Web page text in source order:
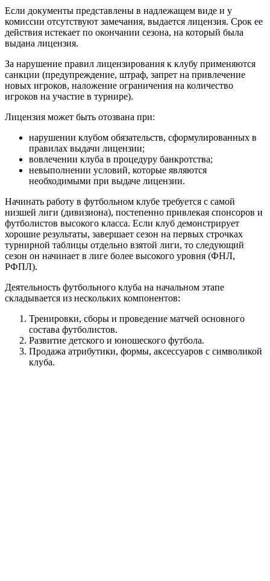
Если документы представлены в надлежащем виде и у
комиссии отсутствуют замечания, выдается лицензия. Срок ее
действия истекает по окончании сезона, на который была
выдана лицензия.
За нарушение правил лицензирования к клубу применяются
санкции (предупреждение, штраф, запрет на привлечение
новых игроков, наложение ограничения на количество
игроков на участие в турнире).
Лицензия может быть отозвана при:
нарушении клубом обязательств, сформулированных в
правилах выдачи лицензии;
вовлечении клуба в процедуру банкротства;
невыполнении условий, которые являются
необходимыми при выдаче лицензии.
Начинать работу в футбольном клубе требуется с самой
низшей лиги (дивизиона), постепенно привлекая спонсоров и
футболистов высокого класса. Если клуб демонстрирует
хорошие результаты, завершает сезон на первых строчках
турнирной таблицы отдельно взятой лиги, то следующий
сезон он начинает в лиге более высокого уровня (ФНЛ,
РФПЛ).
Деятельность футбольного клуба на начальном этапе
складывается из нескольких компонентов:
Тренировки, сборы и проведение матчей основного
состава футболистов.
Развитие детского и юношеского футбола.
Продажа атрибутики, формы, аксессуаров с символикой
клуба.